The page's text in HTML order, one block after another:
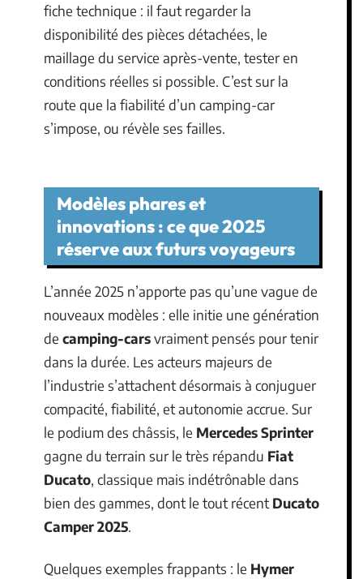
fiche technique : il faut regarder la
disponibilité des pièces détachées, le
maillage du service après-vente, tester en
conditions réelles si possible. C’est sur la
route que la fiabilité d’un camping-car
s’impose, ou révèle ses failles.
Modèles phares et
innovations : ce que 2025
réserve aux futurs voyageurs
L’année 2025 n’apporte pas qu’une vague de
nouveaux modèles : elle initie une génération
de camping-carsvraiment pensés pour tenir
dans la durée. Les acteurs majeurs de
l’industrie s’attachent désormais à conjuguer
compacité, fiabilité, et autonomie accrue. Sur
le podium des châssis, le Mercedes Sprinter
gagne du terrain sur le très répandu Fiat
Ducato, classique mais indétrônable dans
bien des gammes, dont le tout récent Ducato
Camper 2025.
Quelques exemples frappants : le Hymer